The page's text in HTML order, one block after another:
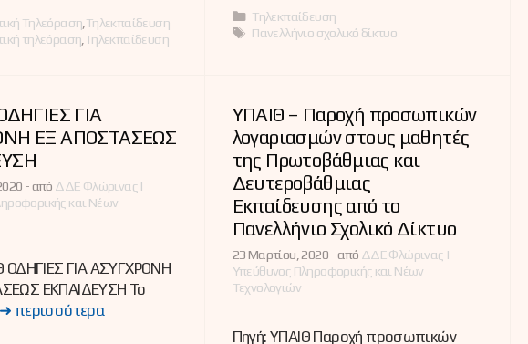
Τηλεόραση Τηλεκπαίδευση
τηλεόραση Τηλεκπαίδευση
Κατηγορίες
Τηλεκπαίδευση
Ετικέτες
Πανελλήνιο σχολικό δίκτυο
ΓΙΑ
ΕΞ ΑΠΟΣΤΑΣΕΩΣ
-από ΔΔΕ Φλώρινας |
και Νέων
ΟΔΗΓΙΕΣ ΓΙΑ ΑΣΥΓΧΡΟΝΗ
ΕΚΠΑΙΔΕΥΣΗ Το
➜ περισσότερα
ΥΠΑΙΘ – Παροχή προσωπικών
λογαριασμών στους μαθητές
της Πρωτοβάθμιας και
Δευτεροβάθμιας
Εκπαίδευσης από το
Πανελλήνιο Σχολικό Δίκτυο
23 Μαρτίου, 2020 -από ΔΔΕ Φλώρινας |
Υπεύθυνος Πληροφορικής και Νέων
Τεχνολογιών
Πηγή: ΥΠΑΙΘ Παροχή προσωπικών